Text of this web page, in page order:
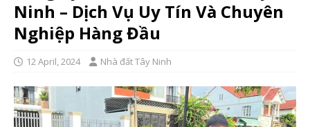
Ninh – Dịch Vụ Uy Tín Và Chuyên
Nghiệp Hàng Đầu
12 April, 2024 Nhà đất Tây Ninh